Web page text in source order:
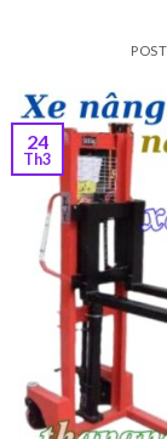
24
Th3